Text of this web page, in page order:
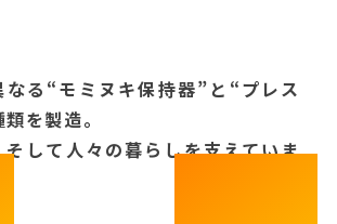
なる“モミヌキ保持器”と“プレス
を製造。
して人々の暮らしを支えていま